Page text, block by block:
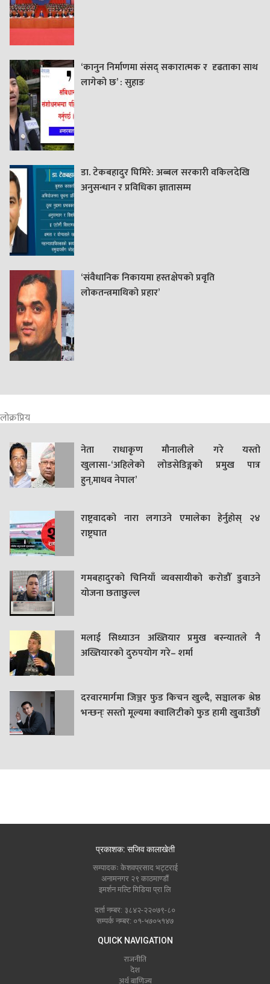
‘कानुन निर्माणमा संसद् सकारात्मक र दृढताका साथ
लागेको छ’ : सुहाङ
डा. टेकबहादुर घिमिरे: अब्बल सरकारी वकिलदेखि
अनुसन्धान र प्रविधिका ज्ञातासम्म
‘संवैधानिक निकायमा हस्तक्षेपको प्रवृति
लोकतन्त्रमाथिको प्रहार’
लोक्रप्रिय
नेता राधाकृण मौनालीले गरे यस्तो
खुलासा-‘अहिलेको लोडसेडिङ्गको प्रमुख पात्र
हुन्,माधव नेपाल’
राष्ट्रवादको नारा लगाउने एमालेका हेर्नुहोस् २४
राष्ट्रघात
गमबहादुरकाे चिनियाँ व्यवसायीको करोडौँ डुवाउने
याेजना छताछुल्ल
मलाई सिध्याउन अख्तियार प्रमुख बस्न्यातले नै
अख्तियारको दुरुपयोग गरे– शर्मा
दरवारमार्गमा जिञ्जर फुड किचन खुल्दै, सञ्चालक श्रेष्ठ
भन्छन्ः सस्तो मूल्यमा क्वालिटीको फुड हामी खुवाउँछौं
प्रकाशक: सजिव कालाखेती
सम्पादकः केशवप्रसाद भट्टराई
अनामनगर २९ काठमाण्डौं
इमर्शन मल्टि मिडिया प्रा लि
दर्ता नम्बर: ३८४२-२२०७९-८०
सम्पर्क नम्बर: ०१-५७०५१४७
QUICK NAVIGATION
राजनीति
देश
अर्थ बाणिज्य